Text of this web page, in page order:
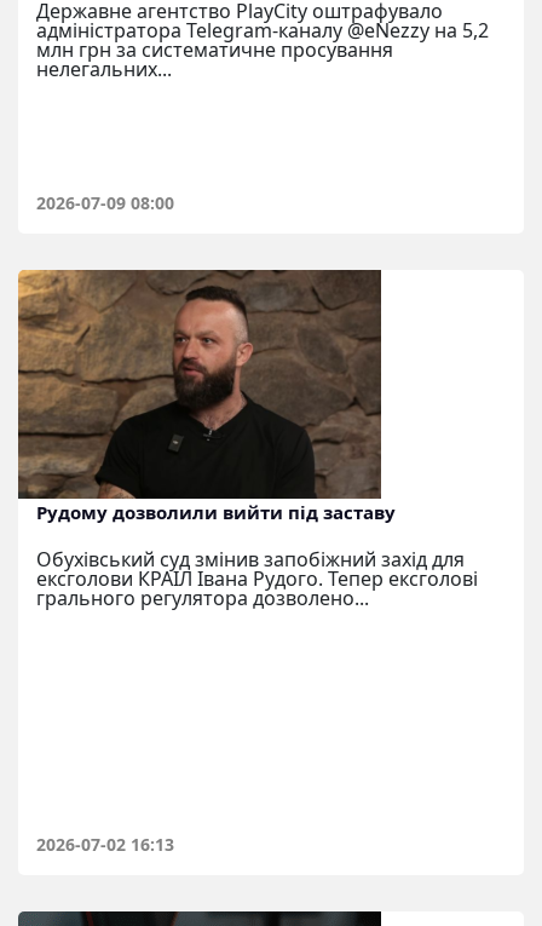
Державне агентство PlayCity оштрафувало
адміністратора Telegram-каналу @eNezzy на 5,2
млн грн за систематичне просування
нелегальних...
2026-07-09 08:00
Рудому дозволили вийти під заставу
Обухівський суд змінив запобіжний захід для
ексголови КРАІЛ Івана Рудого. Тепер ексголові
грального регулятора дозволено...
2026-07-02 16:13